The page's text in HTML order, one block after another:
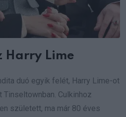
Harry Lime
duó egyik felét, Harry Lime-ot
Tinseltownban. Culkinhoz
született, ma már 80 éves